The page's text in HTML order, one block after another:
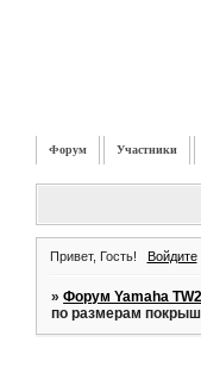
Форум Участники
Привет, Гость! Войдите
»Форум Yamaha
по размерам